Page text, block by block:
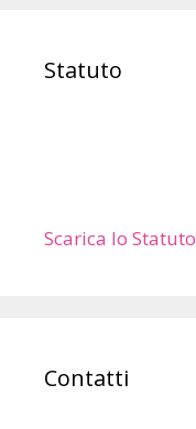
Statuto
Scarica lo Statuto
Contatti